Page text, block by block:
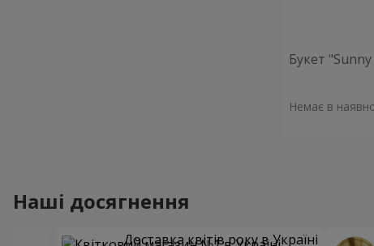
Букет
Немає в
Наші досягнення
Доставка квітів року в Україні